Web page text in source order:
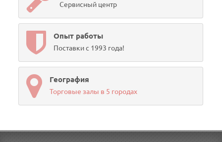
Сервисный центр
Опыт работы
Поставки с 1993 года!
География
Торговые залы в 5 городах